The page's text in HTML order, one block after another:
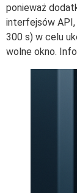
ponieważ
interfejsów API,
300 s) w celu
wolne okno.